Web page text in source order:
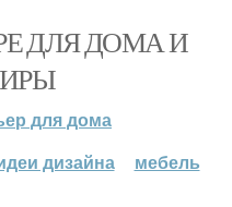
ДЛЯ ДОМА И
для дома
дизайна мебель